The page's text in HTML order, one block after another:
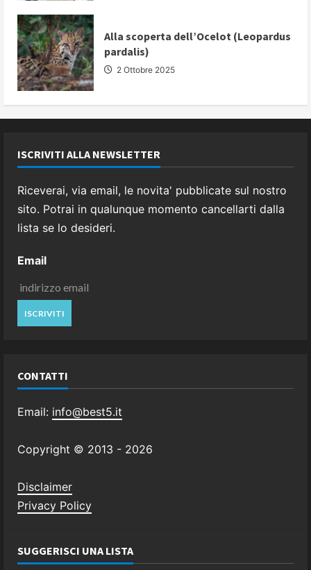
Alla scoperta dell’Ocelot (Leopardus
pardalis)
2 Ottobre 2025
ISCRIVITI ALLA NEWSLETTER
Riceverai, via email, le novita' pubblicate sul nostro
sito. Potrai in qualunque momento cancellarti dalla
lista se lo desideri.
Email
CONTATTI
Email: info@best5.it
Copyright © 2013 - 2026
Disclaimer
Privacy Policy
SUGGERISCI UNA LISTA